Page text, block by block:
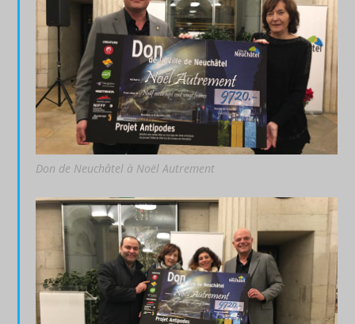
Don de Neuchâtel à Noël Autrement